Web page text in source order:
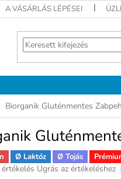
A VÁSÁRLÁS LÉPÉSEI
Biorganik Gluténmentes
Ø Laktóz Ø Tojás
Ugrás az értékeléshez